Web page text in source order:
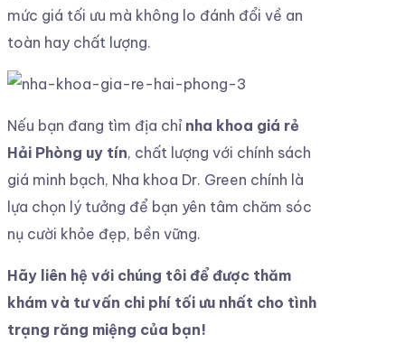
mức giá tối ưu mà không lo đánh đổi về an
toàn hay chất lượng.
Nếu bạn đang tìm địa chỉ nha khoa giá rẻ
Hải Phòng uy tín, chất lượng với chính sách
giá minh bạch, Nha khoa Dr. Green chính là
lựa chọn lý tưởng để bạn yên tâm chăm sóc
nụ cười khỏe đẹp, bền vững.
Hãy liên hệ với chúng tôi để được thăm
khám và tư vấn chi phí tối ưu nhất cho tình
trạng răng miệng của bạn!